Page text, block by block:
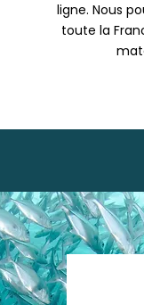
ligne. Nous
toute la